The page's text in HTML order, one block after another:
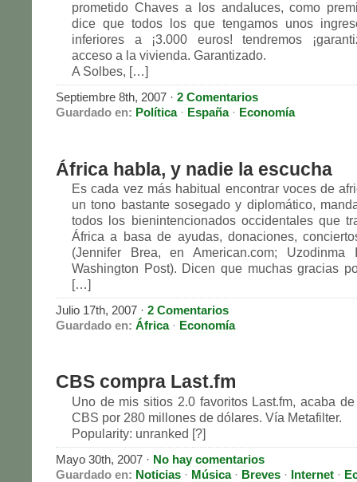
prometido Chaves a los andaluces, como
dice que todos los que tengamos unos
inferiores a ¡3.000 euros! tendremos
acceso a la vivienda. Garantizado.
A Solbes, […]
Septiembre 8th, 2007 · 2 Comentarios
Guardado en: Política· España· Economía
África habla, y nadie la escucha
Es cada vez más habitual encontrar voces de
un tono bastante sosegado y diplomático,
todos los bienintencionados occidentales que
África a basa de ayudas, donaciones,
(Jennifer Brea, en American.com;
Washington Post). Dicen que muchas gracias
[…]
Julio 17th, 2007 · 2 Comentarios
Guardado en: África· Economía
CBS compra Last.fm
Uno de mis sitios 2.0 favoritos Last.fm, acaba
CBS por 280 millones de dólares. Vía Metafilter.
Popularity: unranked [?]
Mayo 30th, 2007 · No hay comentarios
Guardado en: Noticias · Música· Breves · Internet ·